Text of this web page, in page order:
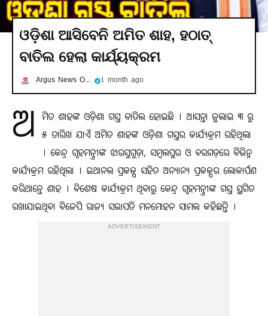
ଓଡ଼ିଶା ଆସିବେନି ଅମିତ ଶାହ, ହଠାତ୍
ବାତିଲ ହେଲା କାର୍ଯ୍ୟକ୍ରମ
Argus News Odia 1 month ago
ଅ ମିତ ଶାହଙ୍କ ଓଡ଼ିଶା ଗସ୍ତ ବାତିଲ ହୋଇଛି । ଆସନ୍ତା ଜୁଲାଇ ୩ ରୁ
୫ ତାରିଖ ଯାଏଁ ଅମିତ ଶାହଙ୍କ ଓଡ଼ିଶା ଗସ୍ତର କାର୍ଯ୍ୟକ୍ରମ ରହିଥିଲା
। କେନ୍ଦ୍ର ଗୃହମନ୍ତ୍ରୀଙ୍କ ଝାରସୁଗୁଡ଼ା, ସମ୍ବଲପୁର ଓ ବରଗଡ଼ରେ ବିଭିନ୍ନ
କାର୍ଯ୍ୟକ୍ରମ ରହିଥିଲା । ଇଥାନଲ ପ୍ରକଳ୍ପ ସହିତ ଅନ୍ୟାନ୍ୟ ପ୍ରକଳ୍ପର ଲୋକାର୍ପଣ
କରିଥାନ୍ତେ ଶାହ । ବିଶେଷ କାର୍ଯ୍ୟକ୍ରମ ଥିବାରୁ କେନ୍ଦ୍ର ଗୃହମନ୍ତ୍ରୀଙ୍କ ଗସ୍ତ ସ୍ଥଗିତ
ରଖାଯାଇଥିବା ବିଜେପି ରାଜ୍ୟ ସଭାପତି ମନମୋହନ ସାମଲ କହିଛନ୍ତି ।
ADVERTISEMENT